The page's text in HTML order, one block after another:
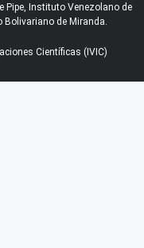
Pipe, Instituto Venezolano de
Bolivariano de Miranda.
Científicas (IVIC)